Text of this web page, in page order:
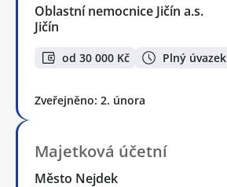
Oblastní nemocnice Jičín a.s.
Jičín
od 30 000 Kč Plný úvazek
Zveřejněno: 2. února
Majetková účetní
Město Nejdek